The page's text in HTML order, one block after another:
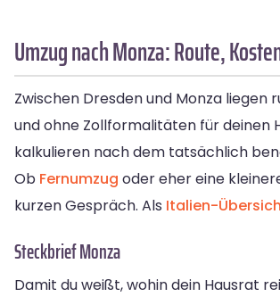
Umzug nach Monza: Route,
Zwischen Dresden und Monza
und ohne Zollformalitäten für deinen
kalkulieren nach dem tatsächlich
Ob Fernumzug oder eher eine
kurzen Gespräch. Als Italien-
Steckbrief Monza
Damit du weißt, wohin dein Hausrat